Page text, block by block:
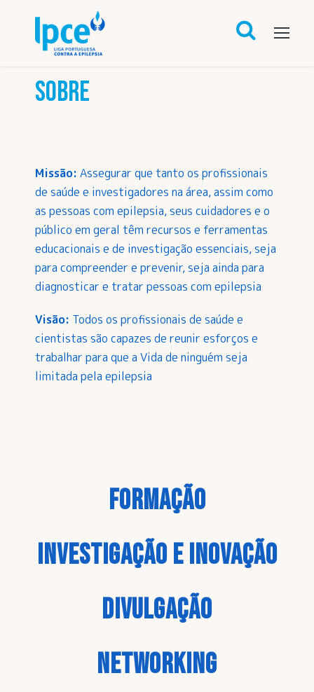
SOBRE
Missão: Assegurar que tanto os profissionais
de saúde e investigadores na área, assim como
as pessoas com epilepsia, seus cuidadores e o
público em geral têm recursos e ferramentas
educacionais e de investigação essenciais, seja
para compreender e prevenir, seja ainda para
diagnosticar e tratar pessoas com epilepsia
Visão: Todos os profissionais de saúde e
cientistas são capazes de reunir esforços e
trabalhar para que a Vida de ninguém seja
limitada pela epilepsia
FORMAÇÃO
INVESTIGAÇÃO E INOVAÇÃO
DIVULGAÇÃO
NETWORKING